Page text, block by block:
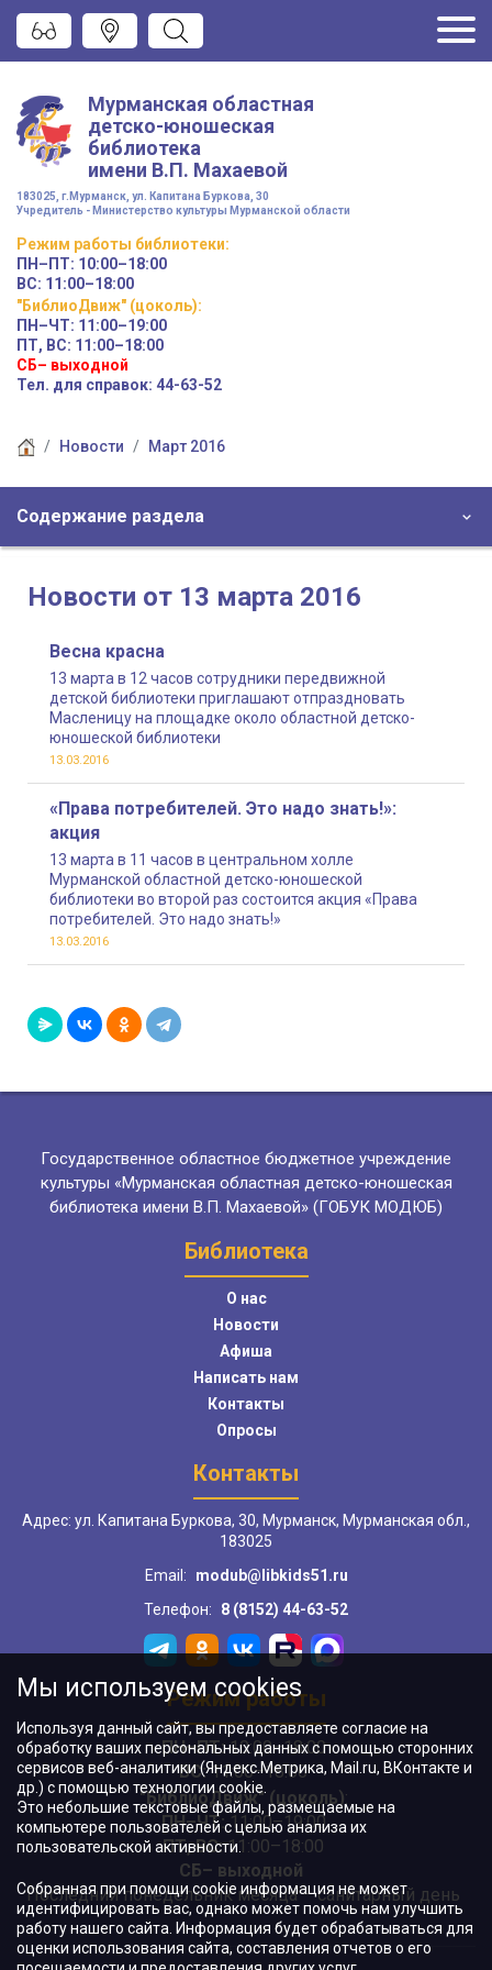
Мурманская областная
детско-юношеская
библиотека
имени В.П. Махаевой
183025, г.Мурманск, ул. Капитана Буркова, 30
Учредитель - Министерство культуры Мурманской области
Режим работы библиотеки:
ПН–ПТ: 10:00–18:00
ВС: 11:00–18:00
"БиблиоДвиж" (цоколь):
ПН–ЧТ: 11:00–19:00
ПТ, ВС: 11:00–18:00
СБ– выходной
Тел. для справок: 44-63-52
Новости Март 2016
Содержание раздела
Новости от 13 марта 2016
Весна красна
13 марта в 12 часов сотрудники передвижной
детской библиотеки приглашают отпраздновать
Масленицу на площадке около областной детско-
юношеской библиотеки
13.03.2016
«Права потребителей. Это надо знать!»:
акция
13 марта в 11 часов в центральном холле
Мурманской областной детско-юношеской
библиотеки во второй раз состоится акция «Права
потребителей. Это надо знать!»
13.03.2016
Государственное областное бюджетное учреждение
культуры «Мурманская областная детско-юношеская
библиотека имени В.П. Махаевой» (ГОБУК МОДЮБ)
Библиотека
О нас
Новости
Афиша
Написать нам
Контакты
Опросы
Контакты
Адрес: ул. Капитана Буркова, 30, Мурманск, Мурманская обл.,
183025
Email:
modub@libkids51.ru
Телефон:
8 (8152) 44-63-52
Режим работы
ПН–ПТ:10:00–18:00
ВС:11:00–18:00
"БиблиоДвиж" (цоколь):
ПН–ЧТ:11:00–19:00
ПТ, ВС:11:00–18:00
СБ– выходной
Последний понедельник месяца – санитарный день
Мы используем cookies
Используя данный сайт, вы предоставляете согласие на
обработку ваших персональных данных с помощью сторонних
сервисов веб-аналитики (Яндекс.Метрика, Mail.ru, ВКонтакте и
др.) с помощью технологии cookie.
Это небольшие текстовые файлы, размещаемые на
компьютере пользователей с целью анализа их
пользовательской активности.
Собранная при помощи cookie информация не может
идентифицировать вас, однако может помочь нам улучшить
работу нашего сайта. Информация будет обрабатываться для
оценки использования сайта, составления отчетов о его